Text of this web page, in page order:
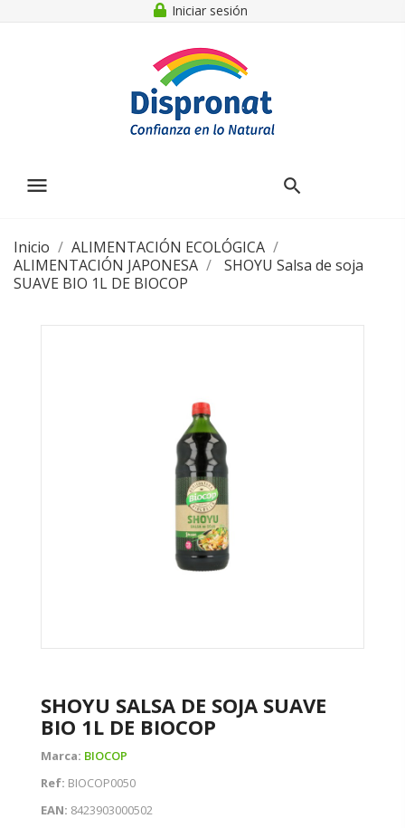
Iniciar sesión
menu
Inicio
ALIMENTACIÓN ECOLÓGICA
ALIMENTACIÓN JAPONESA
SHOYU Salsa de soja
SUAVE BIO 1L DE BIOCOP
SHOYU SALSA DE SOJA SUAVE
BIO 1L DE BIOCOP
Marca: BIOCOP
Ref: BIOCOP0050
EAN: 8423903000502